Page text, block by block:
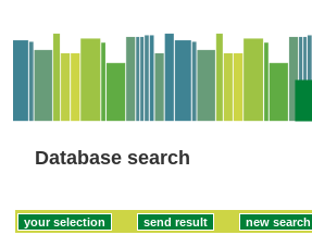
Database search